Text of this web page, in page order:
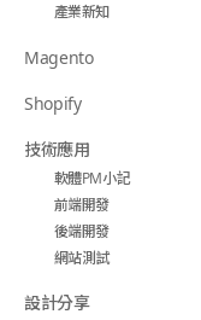
產業新知
Magento
Shopify
技術應用
軟體PM小記
前端開發
後端開發
網站測試
設計分享